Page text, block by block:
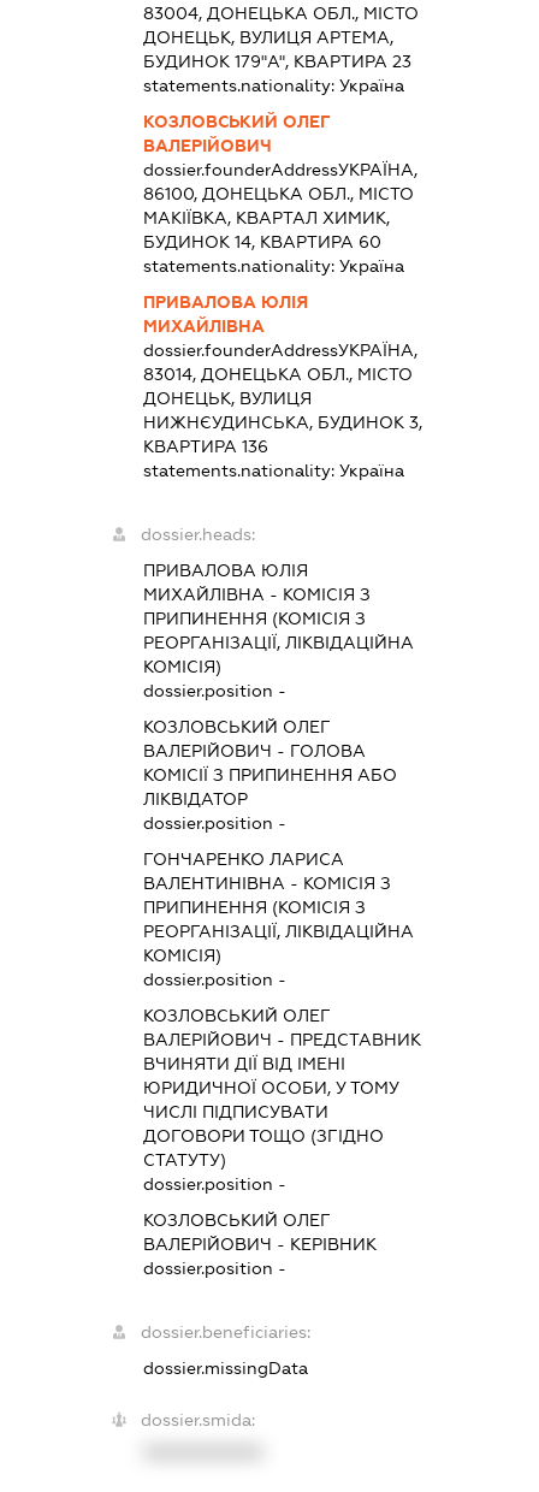
83004, ДОНЕЦЬКА ОБЛ., МІСТО
ДОНЕЦЬК, ВУЛИЦЯ АРТЕМА,
БУДИНОК 179"А", КВАРТИРА 23
statements.nationality:Україна
КОЗЛОВСЬКИЙ ОЛЕГ
ВАЛЕРІЙОВИЧ
dossier.founderAddressУКРАЇНА,
86100, ДОНЕЦЬКА ОБЛ., МІСТО
МАКІЇВКА, КВАРТАЛ ХИМИК,
БУДИНОК 14, КВАРТИРА 60
statements.nationality:Україна
ПРИВАЛОВА ЮЛІЯ
МИХАЙЛІВНА
dossier.founderAddressУКРАЇНА,
83014, ДОНЕЦЬКА ОБЛ., МІСТО
ДОНЕЦЬК, ВУЛИЦЯ
НИЖНЄУДИНСЬКА, БУДИНОК 3,
КВАРТИРА 136
statements.nationality:Україна
dossier.heads:
ПРИВАЛОВА ЮЛІЯ
МИХАЙЛІВНА - КОМІСІЯ З
ПРИПИНЕННЯ (КОМІСІЯ З
РЕОРГАНІЗАЦІЇ, ЛІКВІДАЦІЙНА
КОМІСІЯ)
dossier.position -
КОЗЛОВСЬКИЙ ОЛЕГ
ВАЛЕРІЙОВИЧ - ГОЛОВА
КОМІСІЇ З ПРИПИНЕННЯ АБО
ЛІКВІДАТОР
dossier.position -
ГОНЧАРЕНКО ЛАРИСА
ВАЛЕНТИНІВНА - КОМІСІЯ З
ПРИПИНЕННЯ (КОМІСІЯ З
РЕОРГАНІЗАЦІЇ, ЛІКВІДАЦІЙНА
КОМІСІЯ)
dossier.position -
КОЗЛОВСЬКИЙ ОЛЕГ
ВАЛЕРІЙОВИЧ - ПРЕДСТАВНИК
ВЧИНЯТИ ДІЇ ВІД ІМЕНІ
ЮРИДИЧНОЇ ОСОБИ, У ТОМУ
ЧИСЛІ ПІДПИСУВАТИ
ДОГОВОРИ ТОЩО (ЗГІДНО
СТАТУТУ)
dossier.position -
КОЗЛОВСЬКИЙ ОЛЕГ
ВАЛЕРІЙОВИЧ - КЕРІВНИК
dossier.position -
dossier.beneficiaries:
dossier.missingData
dossier.smida: